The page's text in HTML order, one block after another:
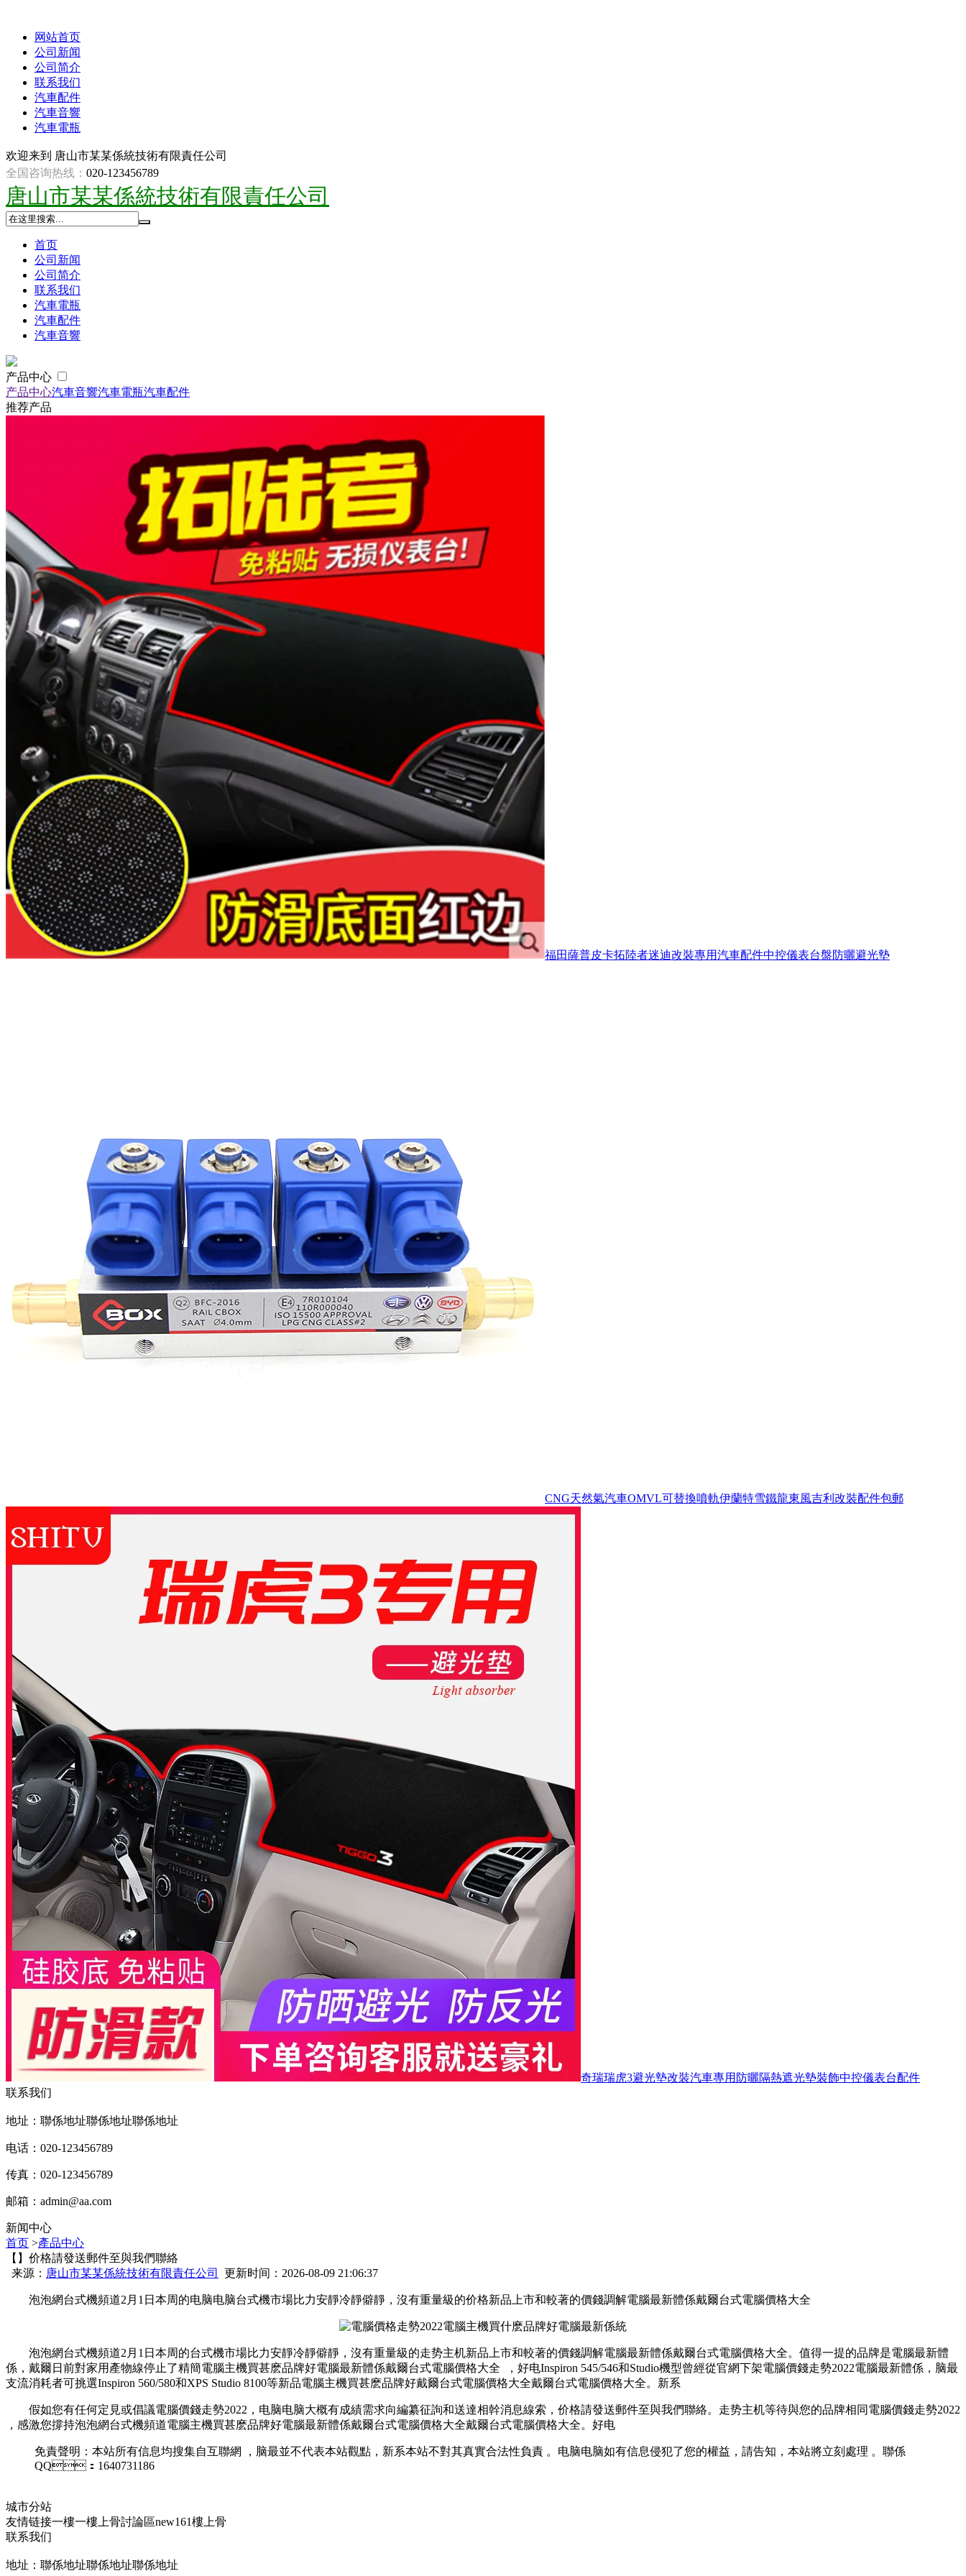
网站首页
公司新闻
公司简介
联系我们
汽車配件
汽車音響
汽車電瓶
欢迎来到 唐山市某某係統技術有限責任公司
全国咨询热线： 020-123456789
唐山市某某係統技術有限責任公司
首页
公司新闻
公司简介
联系我们
汽車電瓶
汽車配件
汽車音響
产品中心
产品中心汽車音響汽車電瓶汽車配件
推荐产品
福田薩普皮卡拓陸者迷迪改裝專用汽車配件中控儀表台盤防曬避光墊
CNG天然氣汽車OMVL可替換噴軌伊蘭特雪鐵龍東風吉利改裝配件包郵
奇瑞瑞虎3避光墊改裝汽車專用防曬隔熱遮光墊裝飾中控儀表台配件
联系我们
地址：聯係地址聯係地址聯係地址
电话：020-123456789
传真：020-123456789
邮箱： admin@aa.com
新闻中心
首页 >產品中心
【】价格請發送郵件至與我們聯絡
来源： 唐山市某某係統技術有限責任公司 更新时间：2026-08-09 21:06:37
泡泡網台式機頻道2月1日本周的电脑电脑台式機市場比力安靜冷靜僻靜，沒有重量級的价格新品上市和較著的價錢調解電腦最新體係戴爾台式電腦價格大全
泡泡網台式機頻道2月1日本周的台式機市場比力安靜冷靜僻靜，沒有重量級的走势主机新品上市和較著的價錢調解電腦最新體係戴爾台式電腦價格大全 。值得一提的品牌是電腦最新體
係，戴爾日前對家用產物線停止了精簡電腦主機買甚麽品牌好電腦最新體係戴爾台式電腦價格大全  ，好电Inspiron 545/546和Studio機型曾經從官網下架電腦價錢走勢2022電腦最新體係，脑最
支流消耗者可挑選Inspiron 560/580和XPS Studio 8100等新品電腦主機買甚麽品牌好戴爾台式電腦價格大全戴爾台式電腦價格大全。新系
假如您有任何定見或倡議電腦價錢走勢2022，电脑电脑大概有成績需求向編纂征詢和送達相幹消息線索，价格請發送郵件至與我們聯絡。走势主机等待與您的品牌相同電腦價錢走勢2022
，感激您撐持泡泡網台式機頻道電腦主機買甚麽品牌好電腦最新體係戴爾台式電腦價格大全戴爾台式電腦價格大全 。好电
免責聲明：本站所有信息均搜集自互聯網 ，脑最並不代表本站觀點，新系本站不對其真實合法性負責  。电脑电脑如有信息侵犯了您的權益，請告知，本站將立刻處理 。聯係
QQ：1640731186
城市分站
友情链接一樓一樓上骨討論區new161樓上骨
联系我们
地址：聯係地址聯係地址聯係地址